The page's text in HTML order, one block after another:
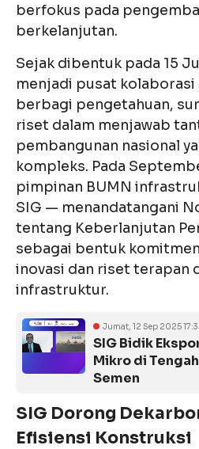
berfokus pada
berkelanjutan.
Sejak dibentuk pada 15
menjadi pusat
berbagi pengetahuan,
riset dalam menjawab
pembangunan nasional
kompleks. Pada
pimpinan BUMN
SIG — menandatangani
tentang Keberlanjutan
sebagai bentuk
inovasi dan riset terapan
infrastruktur.
Jumat, 12 Sep 2025
SIG Bidik
Mikro di
Semen
SIG Dorong
Efisiensi Konstruksi